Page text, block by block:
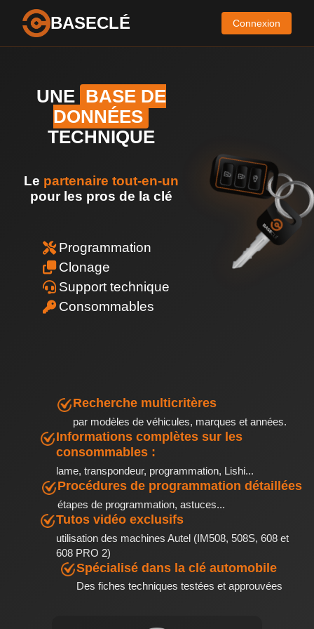
BASECLÉ Connexion
UNE BASE DE
DONNÉES
TECHNIQUE
Le partenaire tout-en-un
pour les pros de la clé
Programmation
Clonage
Support technique
Consommables
Recherche multicritères
par modèles de véhicules, marques et années.
Informations complètes sur les
consommables :
lame, transpondeur, programmation, Lishi...
Procédures de programmation détaillées
étapes de programmation, astuces...
Tutos vidéo exclusifs
utilisation des machines Autel (IM508, 508S, 608 et
608 PRO 2)
Spécialisé dans la clé automobile
Des fiches techniques testées et approuvées